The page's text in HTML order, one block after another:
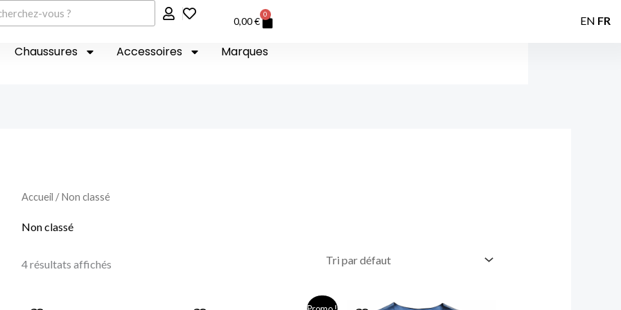
0,00€
0
Panier
Chaussures Accessoires Marques
Accueil / Non classé
Non classé
4 résultats affichés
EN FR